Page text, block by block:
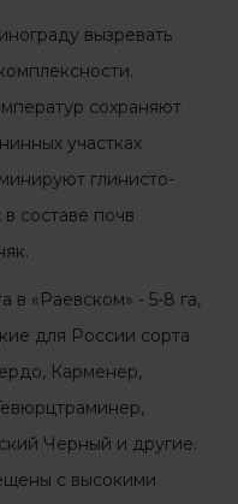
вызревать
сохраняют
участках
глинисто-
составе почв
в «Раевском» - 5-8 га,
для России сорта
Карменер,
Черный и другие.
с высокими